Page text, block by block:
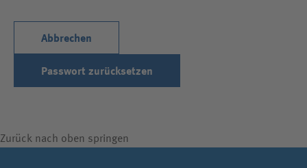
Abbrechen
Passwort zurücksetzen
Zurück nach oben springen